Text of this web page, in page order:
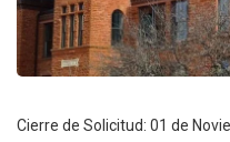
Cierre de Solicitud: 01 de